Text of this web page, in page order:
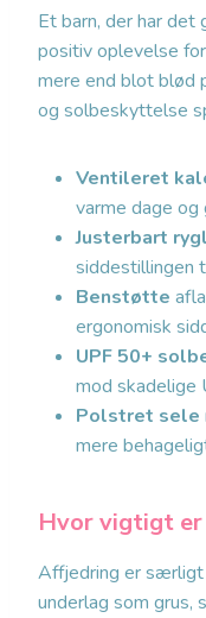
Et barn, der har det
positiv oplevelse
mere end blot blød
og solbeskyttelse
Ventileret
varme dage
Justerbart
siddestillingen
Benstøtte
ergonomisk
UPF 50+
mod skadelige
Polstret sele
mere
Hvor vigtigt
Affjedring er
underlag som grus,